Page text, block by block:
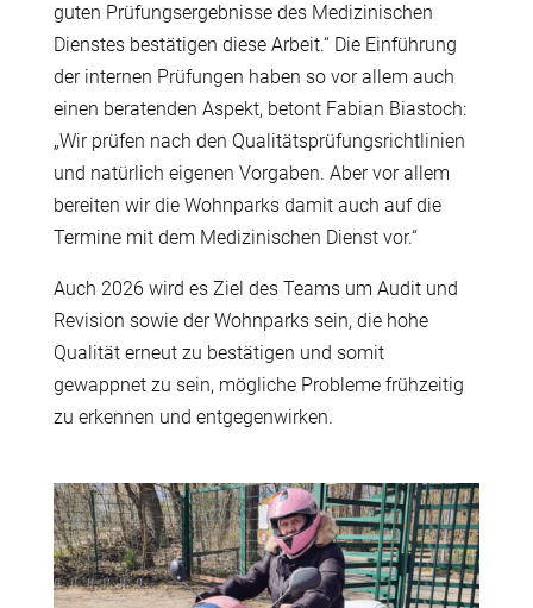
guten Prüfungsergebnisse des Medizinischen
Dienstes bestätigen diese Arbeit.“ Die Einführung
der internen Prüfungen haben so vor allem auch
einen beratenden Aspekt, betont Fabian Biastoch:
„Wir prüfen nach den Qualitätsprüfungsrichtlinien
und natürlich eigenen Vorgaben. Aber vor allem
bereiten wir die Wohnparks damit auch auf die
Termine mit dem Medizinischen Dienst vor.“
Auch 2026 wird es Ziel des Teams um Audit und
Revision sowie der Wohnparks sein, die hohe
Qualität erneut zu bestätigen und somit
gewappnet zu sein, mögliche Probleme frühzeitig
zu erkennen und entgegenwirken.